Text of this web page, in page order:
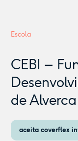
Escola
CEBI –
de
aceita coverflex